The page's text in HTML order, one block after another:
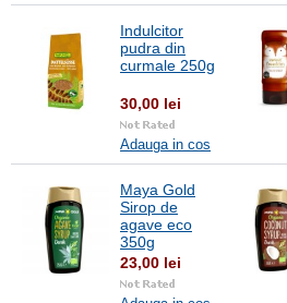
Indulcitor
pudra din
curmale 250g
30,00 lei
Adauga in cos
Maya Gold
Sirop de
agave eco
350g
23,00 lei